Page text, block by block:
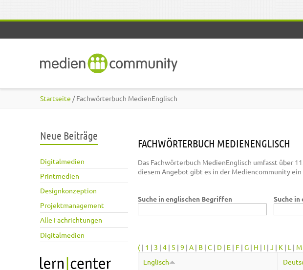
Startseite / Fachwörterbuch MedienEnglisch
Neue Beiträge
Digitalmedien
Printmedien
Designkonzeption
Projektmanagement
Alle Fachrichtungen
Digitalmedien
FACHWÖRTERBUCH MEDIENENGLISCH
Das Fachwörterbuch MedienEnglisch umfasst über
diesem Angebot gibt es in der Mediencommunity ein
Suche in englischen Begriffen Suche
( | 1 | 3 | 4 | 5 | 9 | A | B | C | D | E | F | G | H | I | J | K | L | M
Englisch